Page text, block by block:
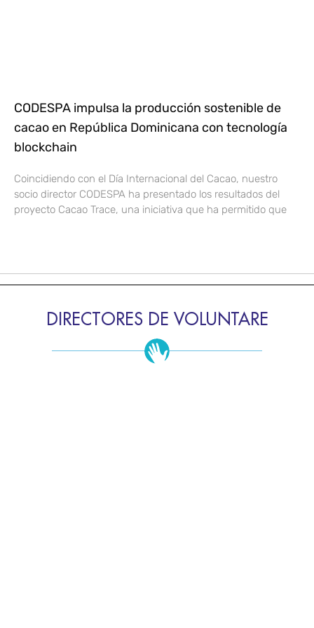
CODESPA impulsa la producción sostenible de
cacao en República Dominicana con tecnología
blockchain
Coincidiendo con el Día Internacional del Cacao, nuestro
socio director CODESPA ha presentado los resultados del
proyecto Cacao Trace, una iniciativa que ha permitido que
DIRECTORES DE VOLUNTARE